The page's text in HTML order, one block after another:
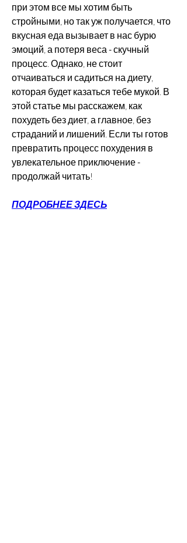
при этом все мы хотим быть
стройными, но так уж получается, что
вкусная еда вызывает в нас бурю
эмоций, а потеря веса - скучный
процесс. Однако, не стоит
отчаиваться и садиться на диету,
которая будет казаться тебе мукой. В
этой статье мы расскажем, как
похудеть без диет, а главное, без
страданий и лишений. Если ты готов
превратить процесс похудения в
увлекательное приключение -
продолжай читать!
ПОДРОБНЕЕ ЗДЕСЬ